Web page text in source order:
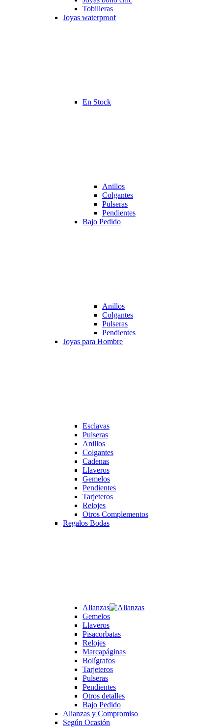
Tobilleras
Joyas waterproof
En Stock
Anillos
Colgantes
Pulseras
Pendientes
Bajo Pedido
Anillos
Colgantes
Pulseras
Pendientes
Joyas para Hombre
Esclavas
Pulseras
Anillos
Colgantes
Cadenas
Llaveros
Gemelos
Pendientes
Tarjeteros
Relojes
Otros Complementos
Regalos Bodas
Alianzas
Gemelos
Llaveros
Pisacorbatas
Relojes
Marcapáginas
Bolígrafos
Tarjeteros
Pulseras
Pendientes
Otros detalles
Bajo Pedido
Alianzas y Compromiso
Según Ocasión